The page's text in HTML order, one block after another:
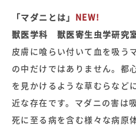
「マダニとは」 NEW!
獣医学科 獣医寄生虫学研
皮膚に喰らい付いて血を吸う
の中だけではありません。都
を見かけるような草むらなど
近な存在です。マダニの害は
死に至る病を含む様々な病原